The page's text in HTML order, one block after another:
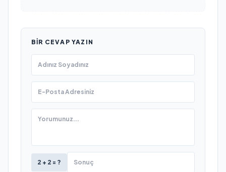
BIR CEVAP YAZIN
2 + 2 = ?